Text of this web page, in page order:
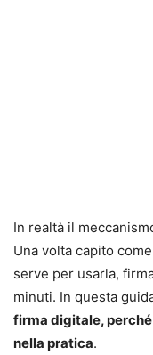
In realtà il
Una volta capito
serve per usarla,
minuti. In questa
firma digitale,
nella pratica.